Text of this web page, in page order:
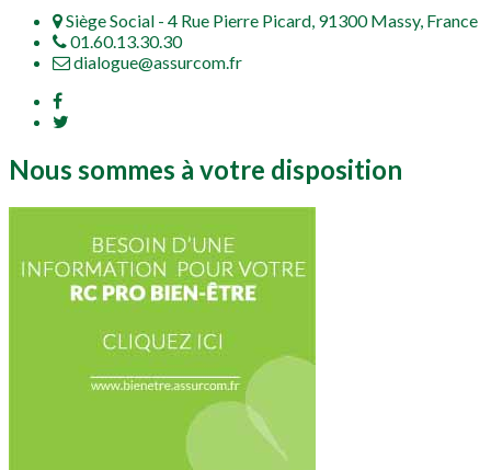
Siège Social - 4 Rue Pierre Picard, 91300 Massy, France
01.60.13.30.30
dialogue@assurcom.fr
Nous sommes à votre disposition